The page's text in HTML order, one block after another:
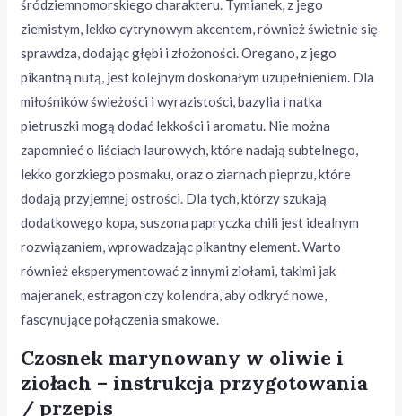
śródziemnomorskiego charakteru. Tymianek, z jego
ziemistym, lekko cytrynowym akcentem, również świetnie się
sprawdza, dodając głębi i złożoności. Oregano, z jego
pikantną nutą, jest kolejnym doskonałym uzupełnieniem. Dla
miłośników świeżości i wyrazistości, bazylia i natka
pietruszki mogą dodać lekkości i aromatu. Nie można
zapomnieć o liściach laurowych, które nadają subtelnego,
lekko gorzkiego posmaku, oraz o ziarnach pieprzu, które
dodają przyjemnej ostrości. Dla tych, którzy szukają
dodatkowego kopa, suszona papryczka chili jest idealnym
rozwiązaniem, wprowadzając pikantny element. Warto
również eksperymentować z innymi ziołami, takimi jak
majeranek, estragon czy kolendra, aby odkryć nowe,
fascynujące połączenia smakowe.
Czosnek marynowany w oliwie i
ziołach – instrukcja przygotowania
/ przepis